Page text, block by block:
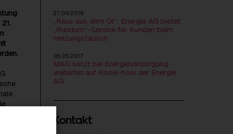
27.09.2019
„Raus aus dem Öl“: Energie AG bietet
„Rundum“-Service für Kunden beim
Heizungstausch
05.05.2017
MAN setzt bei Energieversorgung
weiterhin auf Know-how der Energie
AG
Kontakt